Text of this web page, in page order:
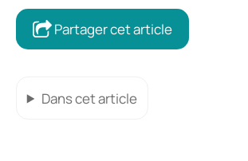
Partager cet article
Dans cet article